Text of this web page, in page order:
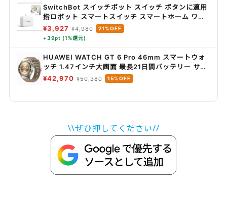
SwitchBot スイッチボット スイッチ ボタンに適用
指ロボット スマートスイッチ スマートホーム ワイ
ヤレス タイマー スマホで遠隔操作 Alexa, Google
Home, Siri, IFTTTなどに対応(ハブ必要) ホワイト
¥3,927 ¥4,980
21%OFF
+39pt (1%還元)
HUAWEI WATCH GT 6 Pro 46mm スマートウォ
ッチ 1.47インチ大画面 最長21日間バッテリー サイ
クリング/登山/進化したゴルフナビ スポーツモード
100種類以上 GPS搭載 心電図分析 健康/情緒モニタ
¥42,970 ¥50,380 15%OFF
\\ぜひ押してください//